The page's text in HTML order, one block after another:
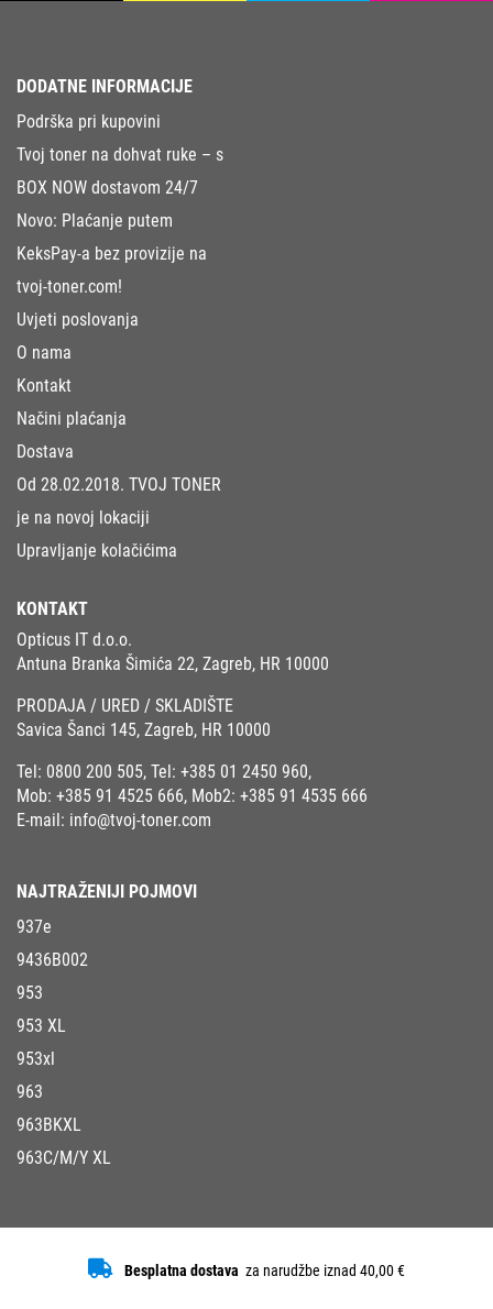
DODATNE INFORMACIJE
Podrška pri kupovini
Tvoj toner na dohvat ruke – s
BOX NOW dostavom 24/7
Novo: Plaćanje putem
KeksPay-a bez provizije na
tvoj-toner.com!
Uvjeti poslovanja
O nama
Kontakt
Načini plaćanja
Dostava
Od 28.02.2018. TVOJ TONER
je na novoj lokaciji
Upravljanje kolačićima
KONTAKT
Opticus IT d.o.o.
Antuna Branka Šimića 22, Zagreb, HR 10000
PRODAJA / URED / SKLADIŠTE
Savica Šanci 145, Zagreb, HR 10000
Tel: 0800 200 505, Tel: +385 01 2450 960,
Mob: +385 91 4525 666, Mob2: +385 91 4535 666
E-mail: info@tvoj-toner.com
NAJTRAŽENIJI POJMOVI
937e
9436B002
953
953 XL
953xl
963
963BKXL
963C/M/Y XL
Besplatna dostava za narudžbe iznad 40,00 €